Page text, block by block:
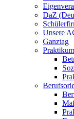
DaZ
Unsere
Ganztag